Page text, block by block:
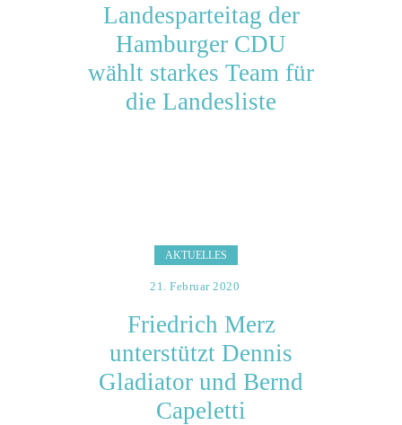
Landesparteitag der
Hamburger CDU
wählt starkes Team für
die Landesliste
AKTUELLES
21. Februar 2020
Friedrich Merz
unterstützt Dennis
Gladiator und Bernd
Capeletti